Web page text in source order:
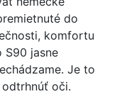
do
komfortu
S90 jasne
Je to
oči.